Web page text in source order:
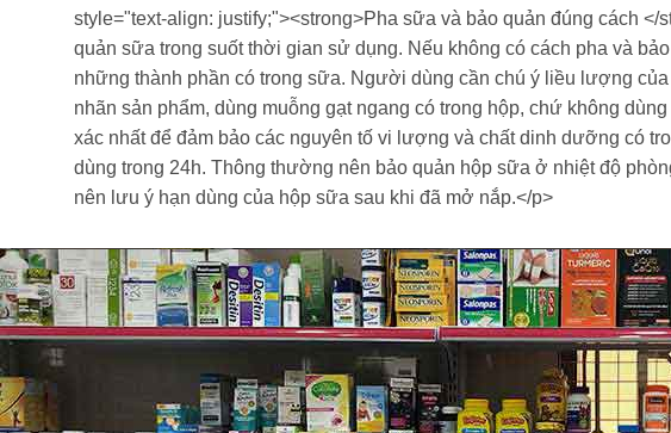
style="text-align: justify;"><strong>Pha sữa và bảo quản đúng cách
quản sữa trong suốt thời gian sử dụng. Nếu không có cách pha và
những thành phần có trong sữa. Người dùng cần chú ý liều lượng
nhãn sản phẩm, dùng muỗng gạt ngang có trong hộp, chứ không
xác nhất để đảm bảo các nguyên tố vi lượng và chất dinh dưỡng có
dùng trong 24h. Thông thường nên bảo quản hộp sữa ở nhiệt độ
nên lưu ý hạn dùng của hộp sữa sau khi đã mở nắp.</p>